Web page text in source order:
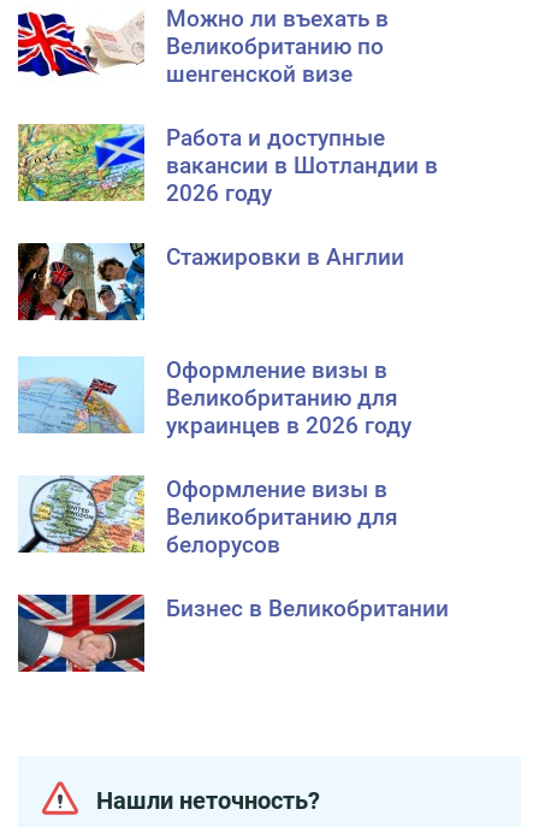
Можно ли въехать в
Великобританию по
шенгенской визе
Работа и доступные
вакансии в Шотландии в
2026 году
Стажировки в Англии
Оформление визы в
Великобританию для
украинцев в 2026 году
Оформление визы в
Великобританию для
белорусов
Бизнес в Великобритании
Нашли неточность?